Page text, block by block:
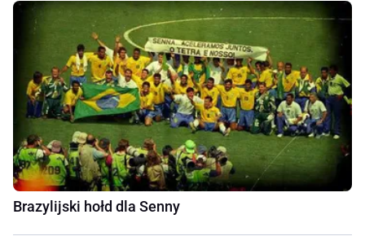
Brazylijski hołd dla Senny